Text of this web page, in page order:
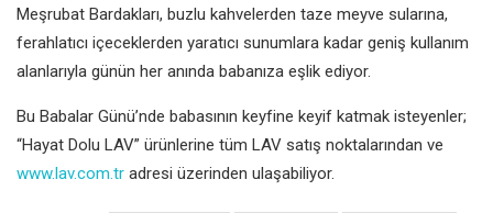
Meşrubat Bardakları, buzlu kahvelerden taze meyve sularına,
ferahlatıcı içeceklerden yaratıcı sunumlara kadar geniş kullanım
alanlarıyla günün her anında babanıza eşlik ediyor.
Bu Babalar Günü’nde babasının keyfine keyif katmak isteyenler;
“Hayat Dolu LAV” ürünlerine tüm LAV satış noktalarından ve
www.lav.com.tr adresi üzerinden ulaşabiliyor.